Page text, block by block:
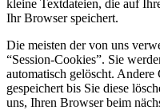
kleine Textdateien, die auf
Ihr Browser speichert.
Die meisten der von uns
“Session-Cookies”. Sie
automatisch gelöscht.
gespeichert bis Sie diese
uns, Ihren Browser beim